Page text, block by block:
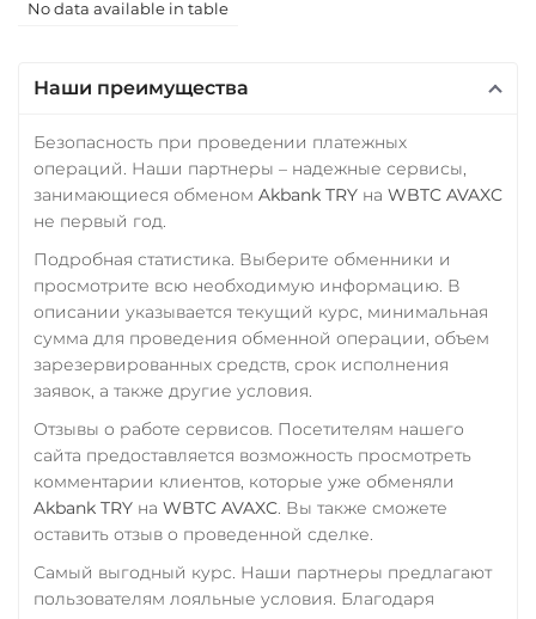
No data available in table
Наши преимущества
Безопасность при проведении платежных
операций. Наши партнеры – надежные сервисы,
занимающиеся обменом Akbank TRY на WBTC AVAXC
не первый год.
Подробная статистика. Выберите обменники и
просмотрите всю необходимую информацию. В
описании указывается текущий курс, минимальная
сумма для проведения обменной операции, объем
зарезервированных средств, срок исполнения
заявок, а также другие условия.
Отзывы о работе сервисов. Посетителям нашего
сайта предоставляется возможность просмотреть
комментарии клиентов, которые уже обменяли
Akbank TRY на WBTC AVAXC. Вы также сможете
оставить отзыв о проведенной сделке.
Самый выгодный курс. Наши партнеры предлагают
пользователям лояльные условия. Благодаря